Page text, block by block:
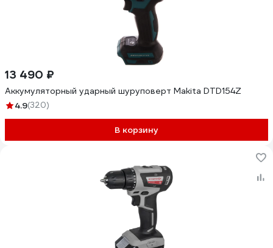
13 490 ₽
Аккумуляторный ударный шуруповерт Makita DTD154Z
4.9(320)
В корзину